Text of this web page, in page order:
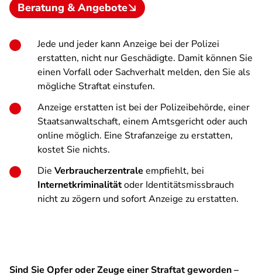
Beratung & Angebote
Jede und jeder kann Anzeige bei der Polizei
erstatten, nicht nur Geschädigte. Damit können Sie
einen Vorfall oder Sachverhalt melden, den Sie als
mögliche Straftat einstufen.
Anzeige erstatten ist bei der Polizeibehörde, einer
Staatsanwaltschaft, einem Amtsgericht oder auch
online möglich. Eine Strafanzeige zu erstatten,
kostet Sie nichts.
Die Verbraucherzentrale empfiehlt, bei
Internetkriminalitätoder Identitätsmissbrauch
nicht zu zögern und sofort Anzeige zu erstatten.
Sind Sie Opfer oder Zeuge einer Straftat geworden –